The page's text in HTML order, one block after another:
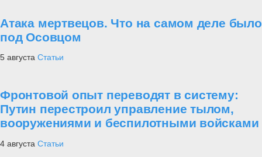
Атака мертвецов. Что на самом деле было
под Осовцом
5 августа Статьи
Фронтовой опыт переводят в систему:
Путин перестроил управление тылом,
вооружениями и беспилотными войсками
4 августа Статьи